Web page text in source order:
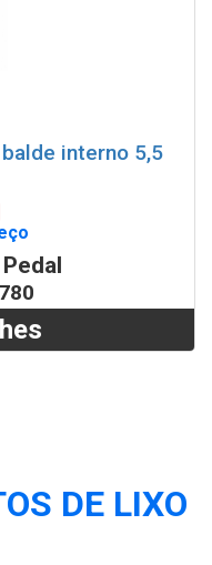
interno 5,5
DE LIXO